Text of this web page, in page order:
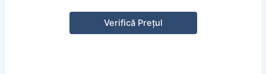
Verifică Prețul